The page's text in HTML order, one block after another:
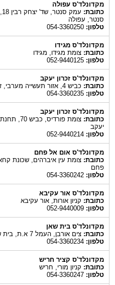
מקדונלד'ס עפולה
כתובת:
עמק
סנטר, עפולה
טלפון:054-3360250
מקדונלד'ס מגידו
כתובת:צומת מגידו, מגידו
טלפון:052-9440125
מקדונלד'ס זכרון יעקב
כתובת:כביש 4, אזור תעשייה מערבי, זכרון יעקב
טלפון:054-3360235
מקדונלד'ס זכרון יעקב
כתובת:
צומת פורדיס,
יעקב
טלפון:052-9440214
מקדונלד'ס אום אל פחם
כתובת:צומת עין איברהים, שכונת
פחם
טלפון:054-3360242
מקדונלד'ס אור עקיבא
כתובת:קניון אורות, אור עקיבא
טלפון:052-9440009
מקדונלד'ס בית שאן
כתובת:צים אורבן, העמל 7 א.ת, בית שאן
טלפון:054-3360234
מקדונלד'ס קציר חריש
כתובת:קניון מורי, חריש
טלפון:054-3360247